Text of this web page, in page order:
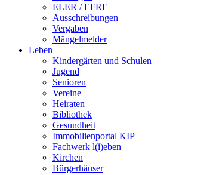
ELER / EFRE
Ausschreibungen
Vergaben
Mängelmelder
Leben
Kindergärten und Schulen
Jugend
Senioren
Vereine
Heiraten
Bibliothek
Gesundheit
Immobilienportal KIP
Fachwerk l(i)eben
Kirchen
Bürgerhäuser